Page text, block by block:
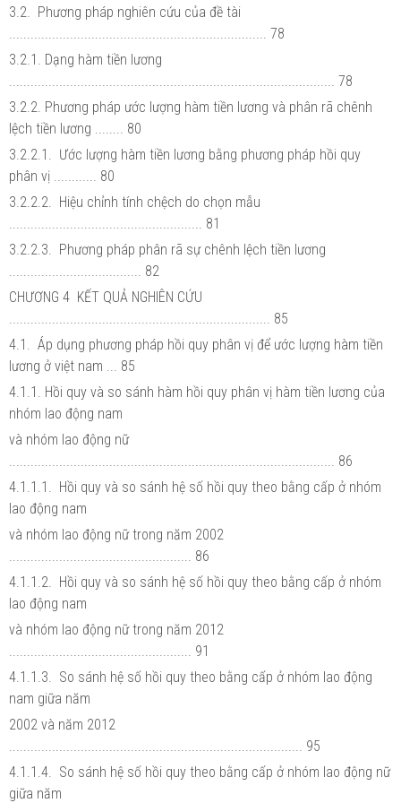
3.2. Phương pháp nghiên cứu của đề tài
........................................................................ 78
3.2.1. Dạng hàm tiền lương
........................................................................................... 78
3.2.2. Phương pháp ước lượng hàm tiền lương và phân rã chênh
lệch tiền lương ........ 80
3.2.2.1. Ước lượng hàm tiền lương bằng phương pháp hồi quy
phân vị ............ 80
3.2.2.2. Hiệu chỉnh tính chệch do chọn mẫu
...................................................... 81
3.2.2.3. Phương pháp phân rã sự chênh lệch tiền lương
..................................... 82
CHƯƠNG 4 KẾT QUẢ NGHIÊN CỨU
......................................................................... 85
4.1. Áp dụng phương pháp hồi quy phân vị để ước lượng hàm tiền
lương ở việt nam ... 85
4.1.1. Hồi quy và so sánh hàm hồi quy phân vị hàm tiền lương của
nhóm lao động nam
và nhóm lao động nữ
........................................................................................... 86
4.1.1.1. Hồi quy và so sánh hệ số hồi quy theo bằng cấp ở nhóm
lao động nam
và nhóm lao động nữ trong năm 2002
................................................... 86
4.1.1.2. Hồi quy và so sánh hệ số hồi quy theo bằng cấp ở nhóm
lao động nam
và nhóm lao động nữ trong năm 2012
................................................... 91
4.1.1.3. So sánh hệ số hồi quy theo bằng cấp ở nhóm lao động
nam giữa năm
2002 và năm 2012
.................................................................................. 95
4.1.1.4. So sánh hệ số hồi quy theo bằng cấp ở nhóm lao động nữ
giữa năm